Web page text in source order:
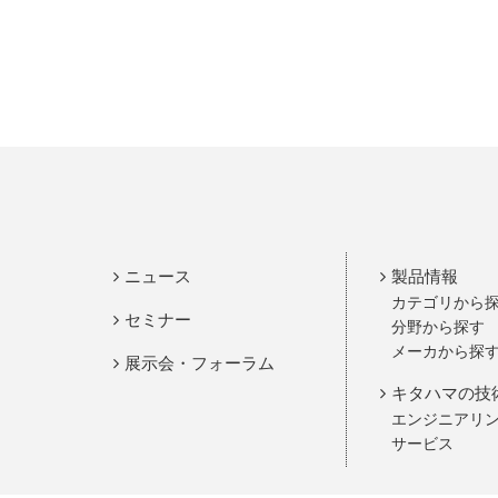
ニュース
セミナー
展示会・フォーラム
製品情報
カテゴリから
分野から探す
メーカから探
キタハマの技
エンジニアリ
サービス